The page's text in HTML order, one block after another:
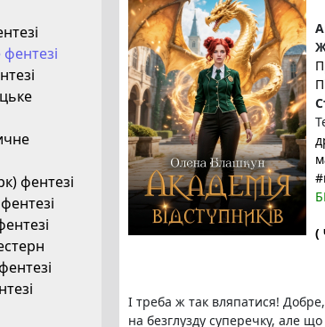
фентезі
(
І треба ж так вляпатися!
на безглузду суперечку, але